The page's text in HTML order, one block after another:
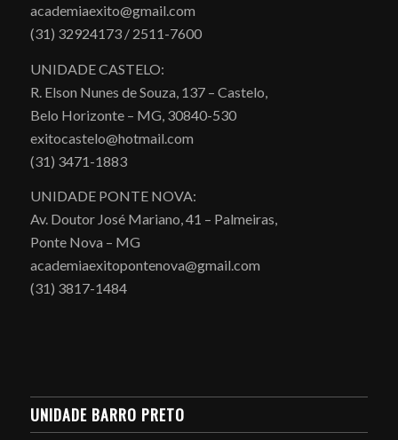
academiaexito@gmail.com
(31) 32924173 / 2511-7600
UNIDADE CASTELO:
R. Elson Nunes de Souza, 137 – Castelo,
Belo Horizonte – MG, 30840-530
exitocastelo@hotmail.com
(31) 3471-1883
UNIDADE PONTE NOVA:
Av. Doutor José Mariano, 41 – Palmeiras,
Ponte Nova – MG
academiaexitopontenova@gmail.com
(31) 3817-1484
UNIDADE BARRO PRETO